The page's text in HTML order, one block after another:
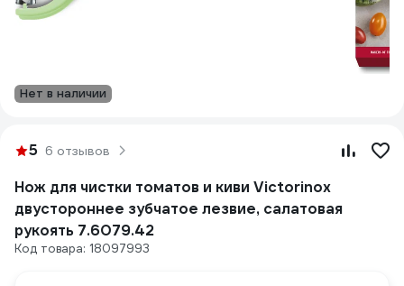
Нет в наличии
5 6 отзывов
Нож для чистки томатов и киви Victorinox
двустороннее зубчатое лезвие, салатовая
рукоять 7.6079.42
Код товара: 18097993